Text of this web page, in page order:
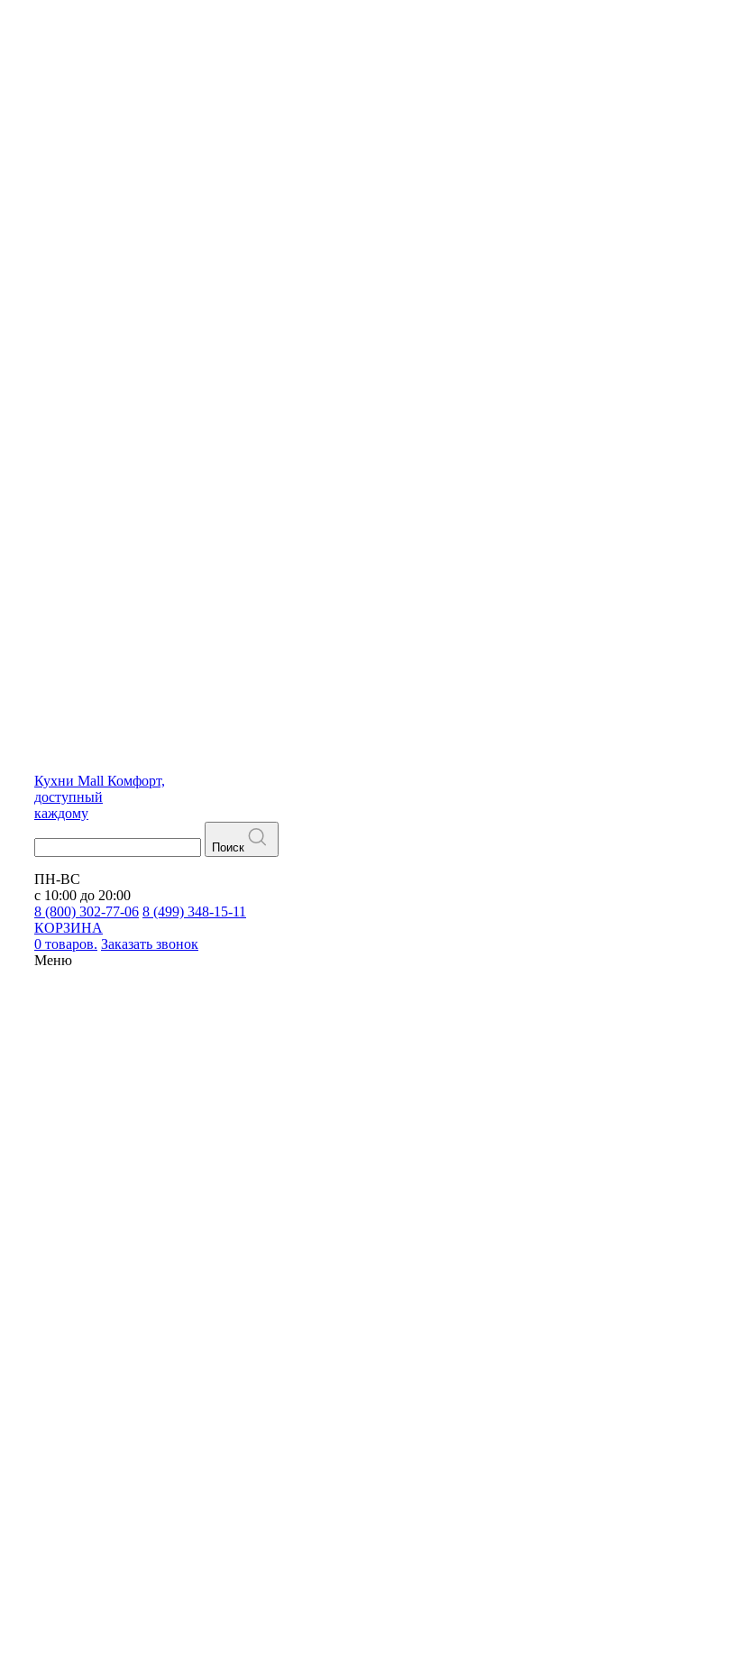
Кухни Mall Комфорт,
доступный
каждому
Поиск
ПН-ВС
с 10:00 до 20:00
8 (800) 302-77-06 8 (499) 348-15-11
КОРЗИНА
0 товаров. Заказать звонок
Меню